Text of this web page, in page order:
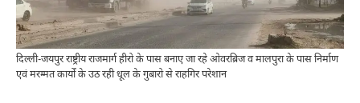
दिल्ली-जयपुर राष्ट्रीय राजमार्ग हीरो के पास बनाए जा रहे ओवरब्रिज व मालपुरा के पास निर्माण
एवं मरम्मत कार्यों के उठ रही धूल के गुबारो से राहगिर परेशान